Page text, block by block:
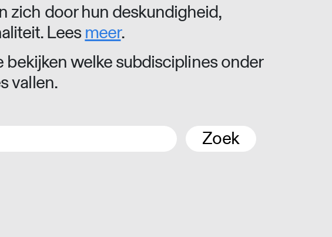
zich door hun deskundigheid,
Leesmeer.
welke subdisciplines onder
vallen.
Zoek